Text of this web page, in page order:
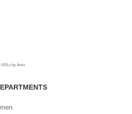
URLs by Artio